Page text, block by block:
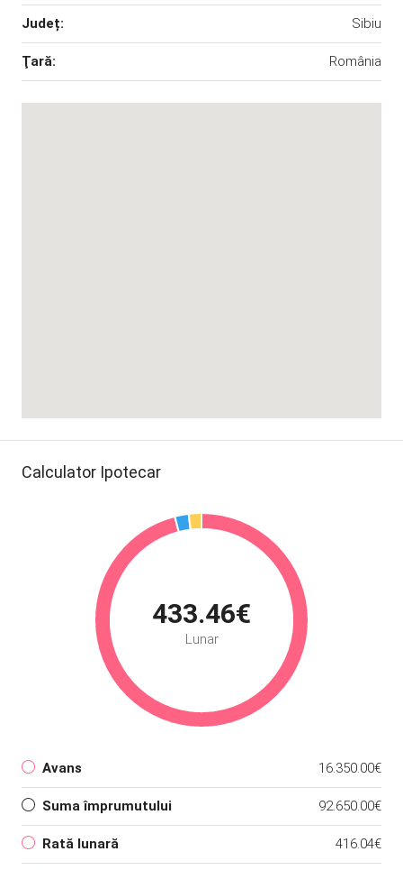
Județ: Sibiu
Ţară: România
Calculator Ipotecar
433.46€
Lunar
Avans 16.350.00€
Suma împrumutului 92.650.00€
Rată lunară 416.04€